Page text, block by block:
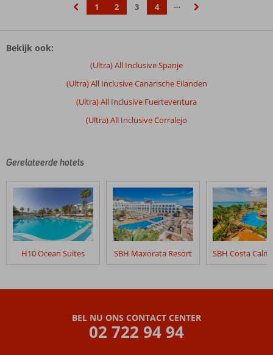
1 2 3 4
…
Bekijk ook:
(Ultra) All Inclusive Spanje
(Ultra) All Inclusive Canarische Eilanden
(Ultra) All Inclusive Fuerteventura
(Ultra) All Inclusive Corralejo
Gerelateerde hotels
H10 Ocean Suites SBH Maxorata Resort
BEL NU ONS CONTACT CENTER
02 722 94 94